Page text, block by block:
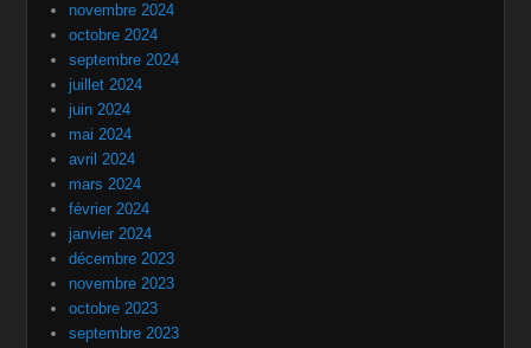
novembre 2024
octobre 2024
septembre 2024
juillet 2024
juin 2024
mai 2024
avril 2024
mars 2024
février 2024
janvier 2024
décembre 2023
novembre 2023
octobre 2023
septembre 2023